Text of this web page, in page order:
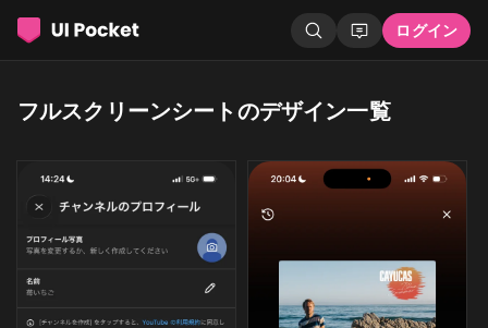
ログイン
フルスクリーンシートのデザイン一覧